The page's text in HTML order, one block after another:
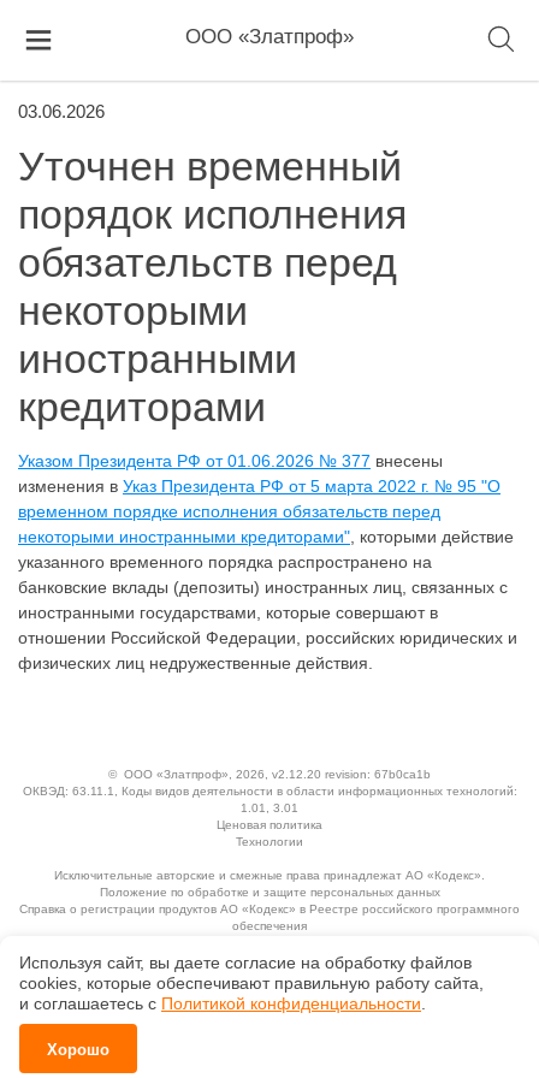
ООО «Златпроф»
03.06.2026
Уточнен временный
порядок исполнения
обязательств перед
некоторыми
иностранными
кредиторами
Указом Президента РФ от 01.06.2026 № 377 внесены
изменения в Указ Президента РФ от 5 марта 2022 г. № 95 "О
временном порядке исполнения обязательств перед
некоторыми иностранными кредиторами" , которыми действие
указанного временного порядка распространено на
банковские вклады (депозиты) иностранных лиц, связанных с
иностранными государствами, которые совершают в
отношении Российской Федерации, российских юридических и
физических лиц недружественные действия.
© ООО «Златпроф» , 2026, v2.12.20 revision: 67b0ca1b
ОКВЭД: 63.11.1, Коды видов деятельности в области информационных технологий:
1.01, 3.01
Ценовая политика
Технологии
Исключительные авторские и смежные права принадлежат АО «Кодекс».
Положение по обработке и защите персональных данных
Справка о регистрации продуктов АО «Кодекс» в Реестре российского программного
обеспечения
Используя сайт, вы даете согласие на обработку файлов
сооkiеs, которые обеспечивают правильную работу сайта,
и соглашаетесь с Политикой конфиденциальности
Хорошо